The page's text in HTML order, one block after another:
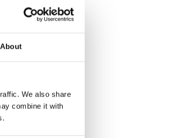
About
We also share
combine it with